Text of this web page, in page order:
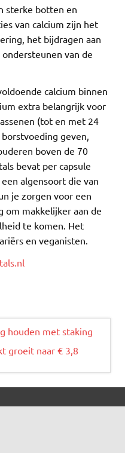
sterke botten en
van calcium zijn het
het bijdragen aan
van de
calcium binnen
extra belangrijk voor
(tot en met 24
geven,
boven de 70
bevat per capsule
algensoort die van
je zorgen voor een
om makkelijker aan de
te komen. Het
en veganisten.
houden met staking
groeit naar € 3,8